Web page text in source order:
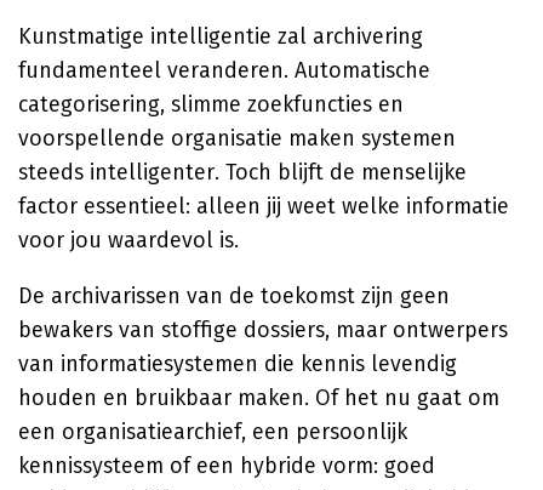
Kunstmatige intelligentie zal archivering
fundamenteel veranderen. Automatische
categorisering, slimme zoekfuncties en
voorspellende organisatie maken systemen
steeds intelligenter. Toch blijft de menselijke
factor essentieel: alleen jij weet welke informatie
voor jou waardevol is.
De archivarissen van de toekomst zijn geen
bewakers van stoffige dossiers, maar ontwerpers
van informatiesystemen die kennis levendig
houden en bruikbaar maken. Of het nu gaat om
een organisatiearchief, een persoonlijk
kennissysteem of een hybride vorm: goed